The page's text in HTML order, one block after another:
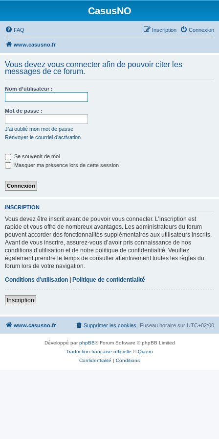
CasusNO
FAQ Connexion
Inscription
www.casusno.fr
Vous devez vous connecter afin de pouvoir citer les
messages de ce forum.
Nom d’utilisateur :
Mot de passe :
J’ai oublié mon mot de passe
Renvoyer le courriel d’activation
Se souvenir de moi
Masquer ma présence lors de cette session
INSCRIPTION
Vous devez être inscrit avant de pouvoir vous connecter. L’inscription est
rapide et vous offre de nombreux avantages. Les administrateurs du forum
peuvent accorder des fonctionnalités supplémentaires aux utilisateurs inscrits.
Avant de vous inscrire, assurez-vous d’avoir pris connaissance de nos
conditions d’utilisation et de notre politique de confidentialité. Veuillez
également prendre le temps de consulter attentivement toutes les règles du
forum lors de votre navigation.
Conditions d’utilisation | Politique de confidentialité
Inscription
www.casusno.fr Fuseau horaire sur UTC+02:00
Supprimer les cookies
Développé parphpBB® Forum Software © phpBB Limited
Traduction française officielle ©Qiaeru
Confidentialité | Conditions